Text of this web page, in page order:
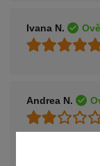
Ivana N.
Andrea N.